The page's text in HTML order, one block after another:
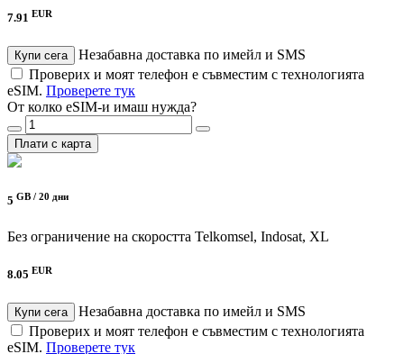
7.91 EUR
Купи сега
Незабавна доставка по имейл и SMS
Проверих и моят телефон е съвместим с технологията
eSIM. Проверете тук
От колко eSIM-и имаш нужда?
Плати с карта
5 GB / 20 дни
Без ограничение на скоростта Telkomsel, Indosat, XL
8.05 EUR
Купи сега
Незабавна доставка по имейл и SMS
Проверих и моят телефон е съвместим с технологията
eSIM. Проверете тук